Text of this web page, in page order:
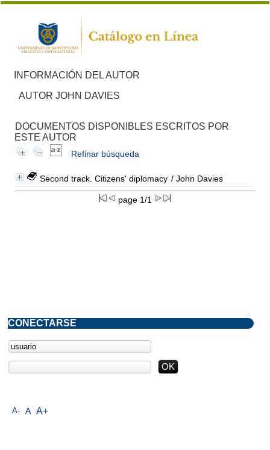
INFORMACIÓN DEL AUTOR
AUTOR JOHN DAVIES
DOCUMENTOS DISPONIBLES ESCRITOS POR
ESTE AUTOR
Refinar búsqueda
Second track. Citizens' diplomacy / John Davies
page 1/1
A- A A+
CONECTARSE